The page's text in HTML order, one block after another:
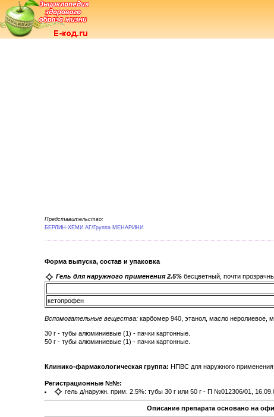
Представительство:
БЕРЛИН-ХЕМИ АГ/Группа МЕНАРИНИ
Форма выпуска, состав и упаковка
Гель для наружного применения 2.5% бесцветный, почти
кетопрофен
Вспомогательные вещества: карбомер 940, этанол, масло неролиевое,
30 г - тубы алюминиевые (1) - пачки картонные.
50 г - тубы алюминиевые (1) - пачки картонные.
Клинико-фармакологическая группа: НПВС для наружного применения
Регистрационные №№:
гель д/наружн. прим. 2.5%: тубы 30 г или 50 г - П №012306/01,
Описание препарата основано на